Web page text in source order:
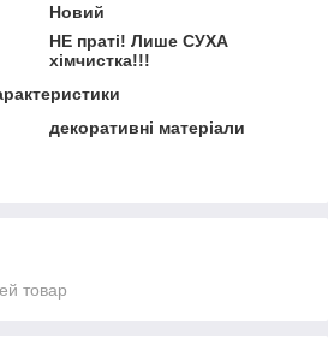
Новий
НЕ праті! Лише СУХА
хімчистка!!!
декоративні матеріали
товар